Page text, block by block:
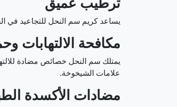
يساعد كريم سم النحل للتجاعيد في
مكافحة الالتهابات
يمتلك سم النحل خصائص مضادة
علامات الشيخوخة.
مضادات الأكسدة